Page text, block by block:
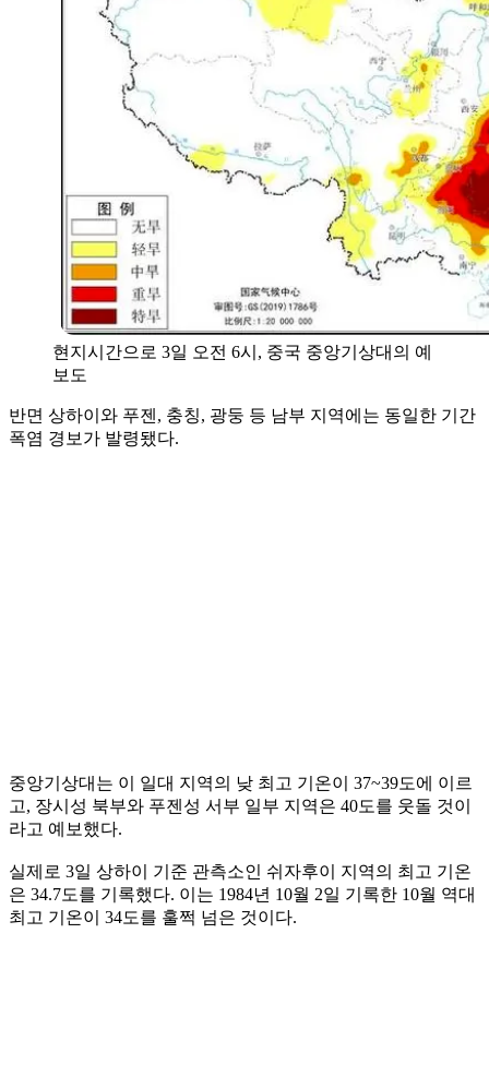
현지시간으로 3일 오전 6시, 중국 중앙기상대의 예
보도
반면 상하이와 푸젠, 충칭, 광둥 등 남부 지역에는 동일한 기간
폭염 경보가 발령됐다.
중앙기상대는 이 일대 지역의 낮 최고 기온이 37~39도에 이르
고, 장시성 북부와 푸젠성 서부 일부 지역은 40도를 웃돌 것이
라고 예보했다.
실제로 3일 상하이 기준 관측소인 쉬자후이 지역의 최고 기온
은 34.7도를 기록했다. 이는 1984년 10월 2일 기록한 10월 역대
최고 기온이 34도를 훌쩍 넘은 것이다.